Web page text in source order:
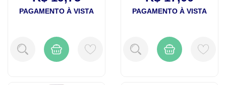
PAGAMENTO À VISTA PAGAMENTO À VISTA